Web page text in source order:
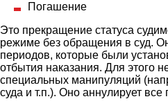
Погашение
Это прекращение статуса
режиме без обращения в суд.
периодов, которые были
отбытия наказания. Для этого
специальных манипуляций
суда и т.п.). Оно аннулирует